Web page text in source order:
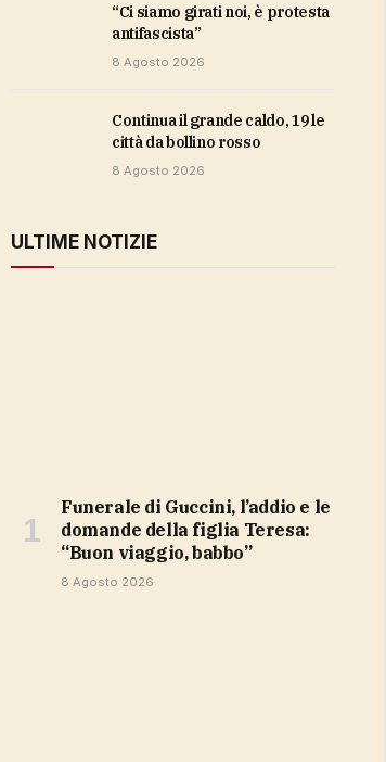
“Ci siamo girati noi, è protesta
antifascista”
8 Agosto 2026
Continua il grande caldo, 19 le
città da bollino rosso
8 Agosto 2026
ULTIME NOTIZIE
Funerale di Guccini, l’addio e le
domande della figlia Teresa:
“Buon viaggio, babbo”
8 Agosto 2026